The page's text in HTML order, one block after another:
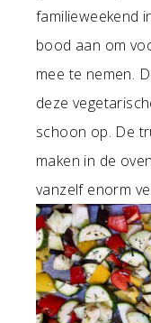
familieweekend
bood aan om
mee te nemen.
deze
schoon op. De
maken in de
vanzelf enorm